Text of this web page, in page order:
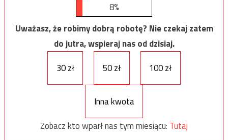
8%
Uważasz, że robimy dobrą robotę? Nie czekaj zatem
do jutra, wspieraj nas od dzisiaj.
30 zł
50 zł 100 zł
Inna kwota
Zobacz kto wparł nas tym miesiącu: Tutaj